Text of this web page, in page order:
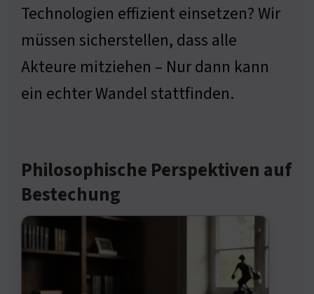
Technologien effizient einsetzen? Wir
müssen sicherstellen, dass alle
Akteure mitziehen – Nur dann kann
ein echter Wandel stattfinden.
Philosophische Perspektiven auf
Bestechung